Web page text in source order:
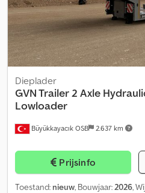
Büyükkayacık OSB 2.637 km
Dieplader
GVN Trailer2 Axle
Lowloader
Prijsinfo
Toestand: nieuw, Bouwjaar:2026,